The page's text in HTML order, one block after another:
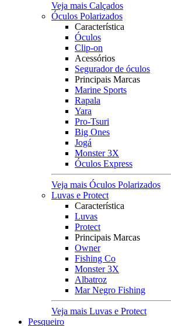
Veja mais Calçados
Óculos Polarizados
Característica
Óculos
Clip-on
Acessórios
Segurador de óculos
Principais Marcas
Marine Sports
Rapala
Yara
Pro-Tsuri
Big Ones
Jogá
Monster 3X
Óculos Express
Veja mais Óculos Polarizados
Luvas e Protect
Característica
Luvas
Protect
Principais Marcas
Owner
Fishing Co
Monster 3X
Albatroz
Mar Negro Fishing
Veja mais Luvas e Protect
Pesqueiro